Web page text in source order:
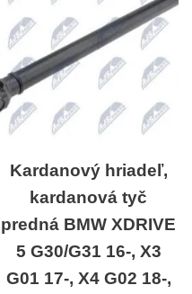
Kardanový hriadeľ,
kardanová tyč
predná BMW XDRIVE
5 G30/G31 16-, X3
G01 17-, X4 G02 18-,